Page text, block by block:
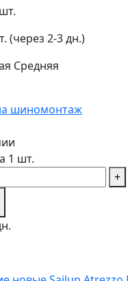
(через 2-3 дн.)
Средняя
шиномонтаж
1 шт.
+